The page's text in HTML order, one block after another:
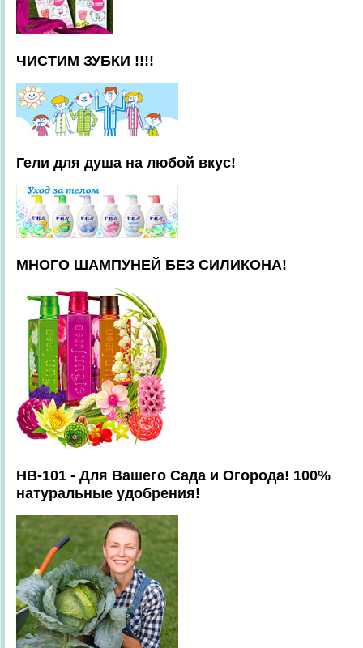
ЧИСТИМ ЗУБКИ !!!!
Гели для душа на любой вкус!
МНОГО ШАМПУНЕЙ БЕЗ СИЛИКОНА!
HB-101 - Для Вашего Сада и Огорода! 100%
натуральные удобрения!